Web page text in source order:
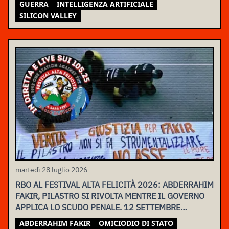
GUERRA
INTELLIGENZA ARTIFICIALE
SILICON VALLEY
martedì 28 luglio 2026
RBO AL FESTIVAL ALTA FELICITÀ 2026: ABDERRAHIM
FAKIR, PILASTRO SI RIVOLTA MENTRE IL GOVERNO
APPLICA LO SCUDO PENALE. 12 SETTEMBRE
ASSEMBLEA NAZIONALE
ABDERRAHIM FAKIR
OMICIODIO DI STATO